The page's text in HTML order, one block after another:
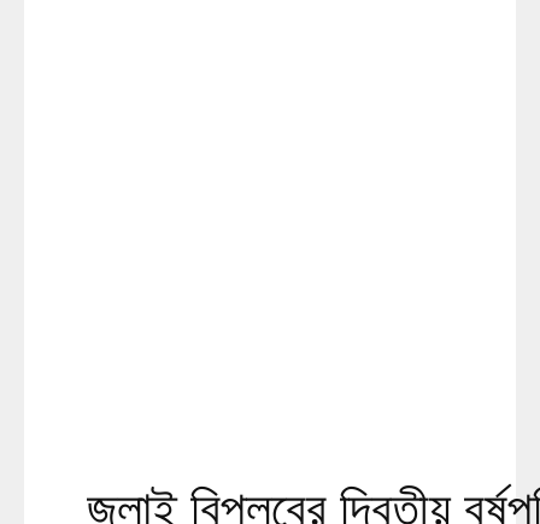
জুলাই বিপ্লবের দ্বিতীয়